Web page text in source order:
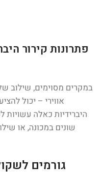
פתרונות קירור
במקרים מסוימים, שילוב
אווירי – יכול
היברידיות כאלה עשויות
שונים במכונה, או
גורמים